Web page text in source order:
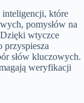
inteligencji, które
pomysłów na
wtyczce
przyspiesza
słów kluczowych.
weryfikacji